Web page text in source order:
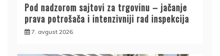
Pod nadzorom sajtovi za trgovinu – jačanje
prava potrošača i intenzivniji rad inspekcija
7. avgust 2026.